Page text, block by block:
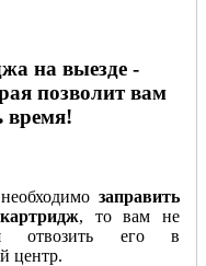
на выезде -
позволит вам
время!
заправить
, то вам не
отвозить его в
центр.